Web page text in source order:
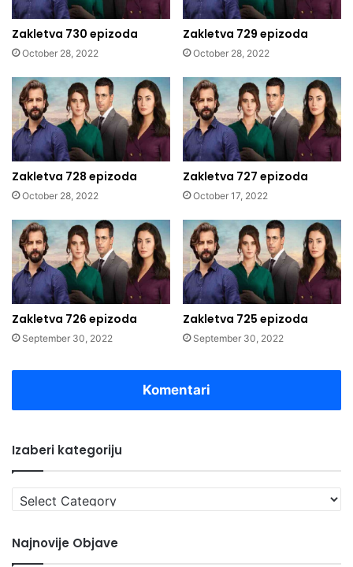
Zakletva 730 epizoda
October 28, 2022
Zakletva 729 epizoda
October 28, 2022
Zakletva 728 epizoda
October 28, 2022
Zakletva 727 epizoda
October 17, 2022
Zakletva 726 epizoda
September 30, 2022
Zakletva 725 epizoda
September 30, 2022
Komentari
Izaberi kategoriju
Izaberi
kategoriju
Najnovije Objave